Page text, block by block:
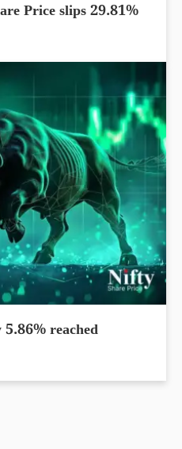
Price slips 29.81%
reached